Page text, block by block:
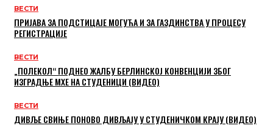
ВЕСТИ
ПРИЈАВА ЗА ПОДСТИЦАЈЕ МОГУЋА И ЗА ГАЗДИНСТВА У ПРОЦЕСУ
РЕГИСТРАЦИЈЕ
ВЕСТИ
„ПОЛЕКОЛ“ ПОДНЕО ЖАЛБУ БЕРЛИНСКОЈ КОНВЕНЦИЈИ ЗБОГ
ИЗГРАДЊЕ МХЕ НА СТУДЕНИЦИ (ВИДЕО)
ВЕСТИ
ДИВЉЕ СВИЊЕ ПОНОВО ДИВЉАЈУ У СТУДЕНИЧКОМ КРАЈУ (ВИДЕО)